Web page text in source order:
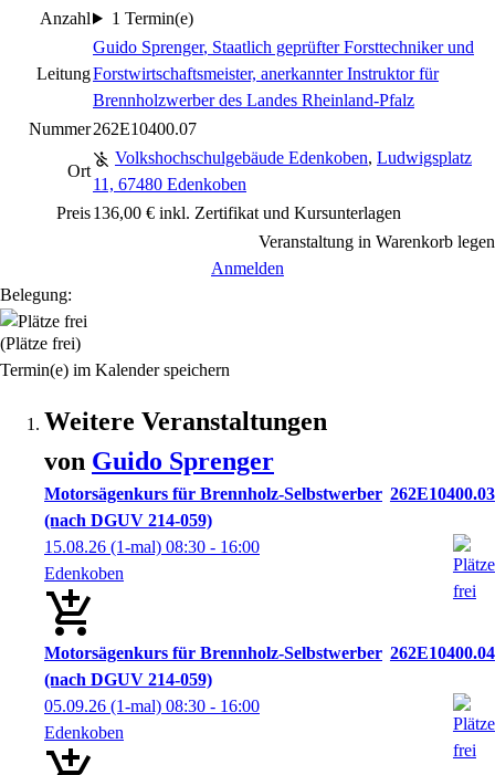
Anzahl
1 Termin(e)
Leitung
Guido Sprenger, Staatlich geprüfter Forsttechniker und
Forstwirtschaftsmeister, anerkannter Instruktor für
Brennholzwerber des Landes Rheinland-Pfalz
Nummer262E10400.07
Ort
Volkshochschulgebäude Edenkoben, Ludwigsplatz
11, 67480 Edenkoben
Preis136,00 € inkl. Zertifikat und Kursunterlagen
Veranstaltung in Warenkorb legen
Anmelden
Belegung:
(Plätze frei)
Termin(e) im Kalender speichern
Weitere Veranstaltungen
von Guido Sprenger
Motorsägenkurs für Brennholz-Selbstwerber
(nach DGUV 214-059)
262E10400.03
15.08.26 (1-mal) 08:30 - 16:00
Edenkoben
Motorsägenkurs für Brennholz-Selbstwerber
(nach DGUV 214-059)
262E10400.04
05.09.26 (1-mal) 08:30 - 16:00
Edenkoben